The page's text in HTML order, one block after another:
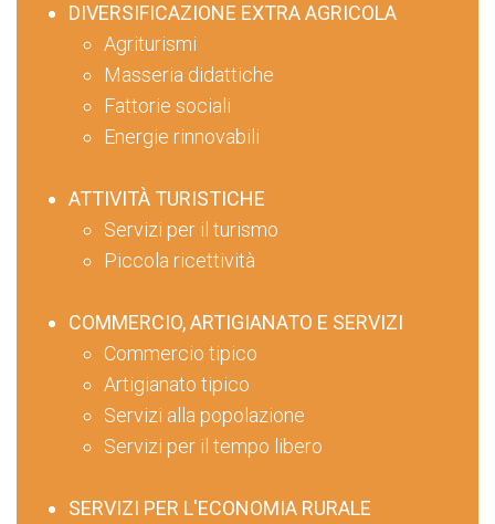
DIVERSIFICAZIONE EXTRA AGRICOLA
Agriturismi
Masseria didattiche
Fattorie sociali
Energie rinnovabili
ATTIVITÀ TURISTICHE
Servizi per il turismo
Piccola ricettività
COMMERCIO, ARTIGIANATO E SERVIZI
Commercio tipico
Artigianato tipico
Servizi alla popolazione
Servizi per il tempo libero
SERVIZI PER L'ECONOMIA RURALE